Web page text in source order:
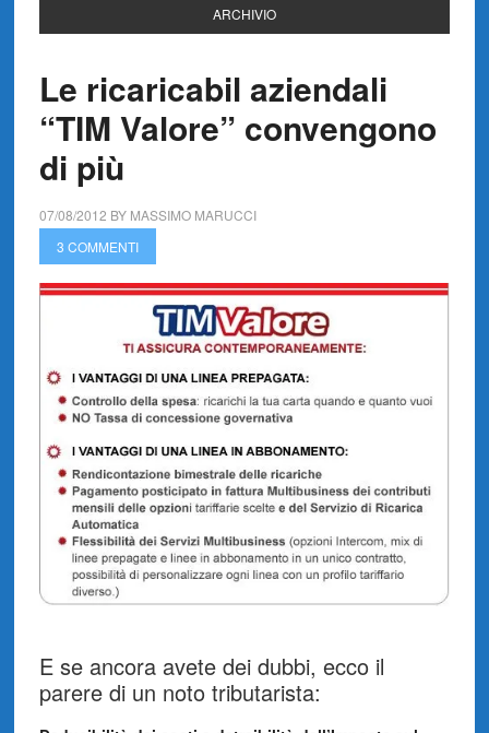
ARCHIVIO
Le ricaricabil aziendali
“TIM Valore” convengono
di più
07/08/2012 BY MASSIMO MARUCCI
3 COMMENTI
E se ancora avete dei dubbi, ecco il
parere di un noto tributarista: